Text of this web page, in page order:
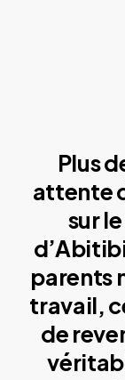
Plus
attente
sur
parents
travail,
de